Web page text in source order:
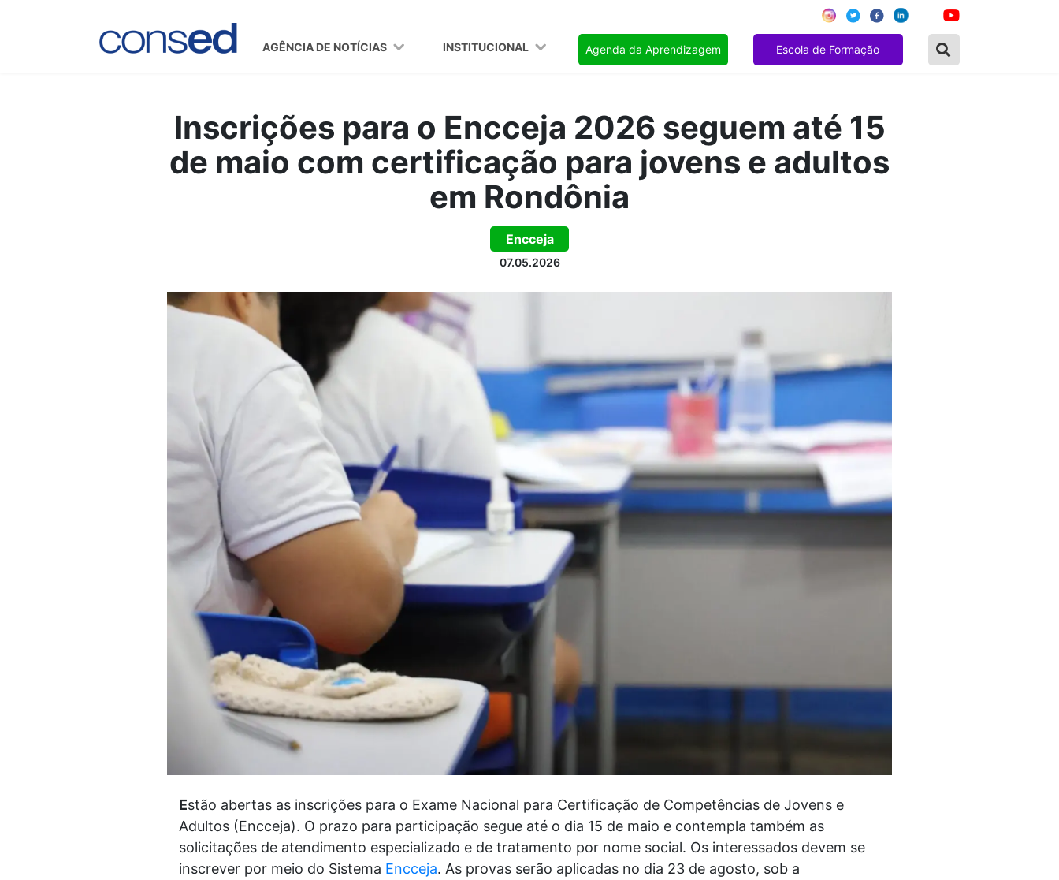
AGÊNCIA DE NOTÍCIAS INSTITUCIONAL Agenda da Aprendizagem Escola de Formação
Inscrições para o Encceja 2026 seguem até 15
de maio com certificação para jovens e adultos
em Rondônia
Encceja
07.05.2026
Estão abertas as inscrições para o Exame Nacional para Certificação de Competências de Jovens e
Adultos (Encceja). O prazo para participação segue até o dia 15 de maio e contempla também as
solicitações de atendimento especializado e de tratamento por nome social. Os interessados devem se
inscrever por meio do Sistema Encceja. As provas serão aplicadas no dia 23 de agosto, sob a